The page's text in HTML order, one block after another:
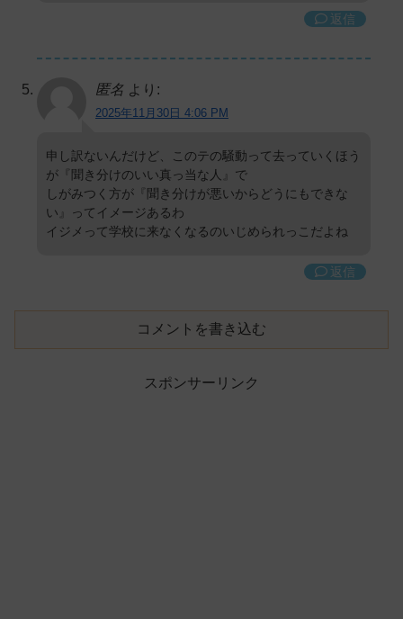
返信
匿名 より:
2025年11月30日 4:06 PM
申し訳ないんだけど、このテの騒動って去っていくほう
が『聞き分けのいい真っ当な人』で
しがみつく方が『聞き分けが悪いからどうにもできな
い』ってイメージあるわ
イジメって学校に来なくなるのいじめられっこだよね
返信
コメントを書き込む
スポンサーリンク